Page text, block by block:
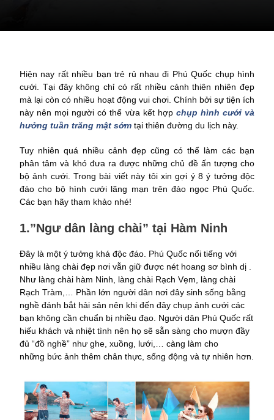
Hiện nay rất nhiều bạn trẻ rủ nhau đi Phú Quốc chụp hình
cưới. Tại đây không chỉ có rất nhiều cảnh thiên nhiên đẹp
mà lại còn có nhiều hoạt động vui chơi. Chính bởi sự tiện ích
này nên mọi người có thể vừa kết hợp chụp hình cưới và
hưởng tuần trăng mật sớm tại thiên đường du lịch này.
Tuy nhiên quá nhiều cảnh đẹp cũng có thể làm các bạn
phân tâm và khó đưa ra được những chủ đề ấn tượng cho
bộ ảnh cưới. Trong bài viết này tôi xin gợi ý 8 ý tưởng độc
đáo cho bộ hình cưới lãng mạn trên đảo ngọc Phú Quốc.
Các bạn hãy tham khảo nhé!
1.”Ngư dân làng chài” tại Hàm Ninh
Đây là một ý tưởng khá độc đáo. Phú Quốc nổi tiếng với
nhiều làng chài đẹp nơi vẫn giữ được nét hoang sơ bình dị .
Như làng chài hàm Ninh, làng chài Rạch Vẹm, làng chài
Rạch Tràm,… Phần lớn người dân nơi đây sinh sống bằng
nghề đánh bắt hải sản nên khi đến đây chụp ảnh cưới các
bạn không cần chuẩn bị nhiều đạo. Người dân Phú Quốc rất
hiếu khách và nhiệt tình nên họ sẽ sẵn sàng cho mượn đầy
đủ “đồ nghề” như ghe, xuồng, lưới,… càng làm cho
những bức ảnh thêm chân thực, sống động và tự nhiên hơn.